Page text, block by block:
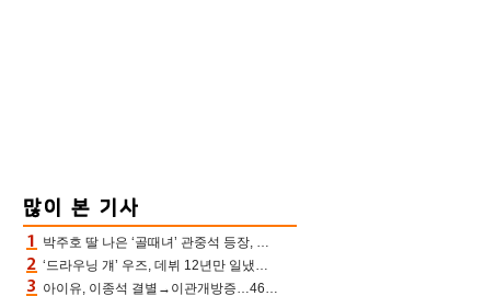
박주호 딸 나은 ‘골때녀’ 관중석 등장, 김민재 복제인간 보고 혼란 [결정적장면]
‘드라우닝 걔’ 우즈, 데뷔 12년만 일냈다…체조경기장 입성 확정
아이유, 이종석 결별→이관개방증…46장 꽉 채운 유애나 ♥ “열심히 사는 중”